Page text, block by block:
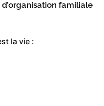
d’organisation familiale
la vie :